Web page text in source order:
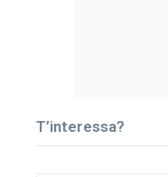
T’interessa?